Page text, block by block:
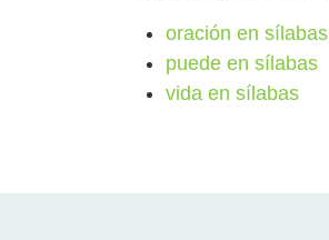
oración en sílabas
puede en sílabas
vida en sílabas